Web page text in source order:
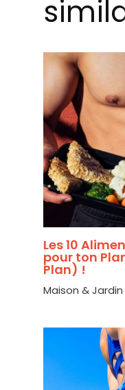
Les 10
pour ton
Plan) !
Maison & Jardin